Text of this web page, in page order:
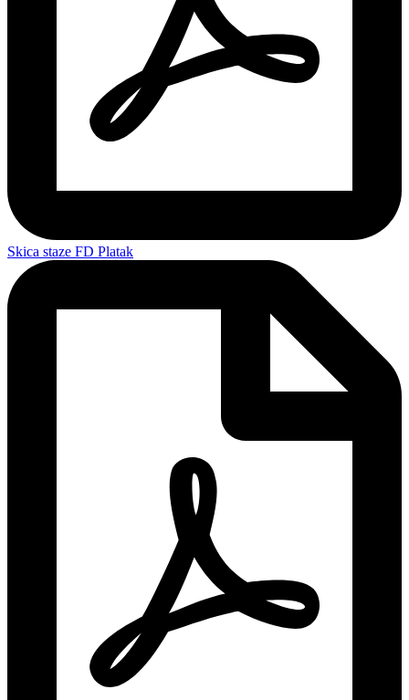
Skica staze FD Platak